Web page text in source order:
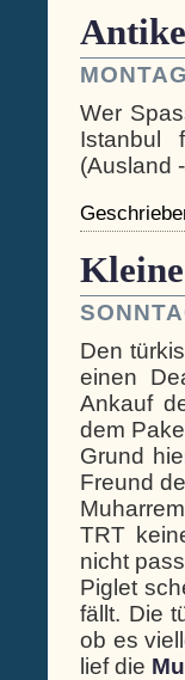
Wer
Istanbul
(Ausland
Den
einen
Ankauf
dem
Grund
Freund
TRT
nicht
Piglet
fällt. Die
ob es
lief die